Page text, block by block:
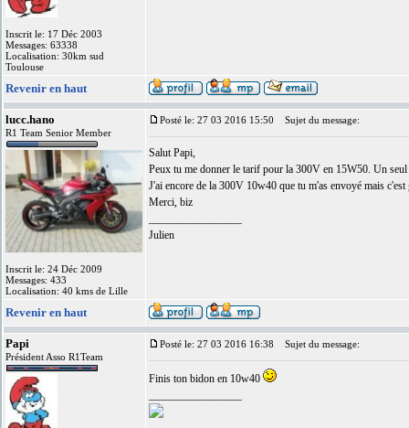
Inscrit le: 17 Déc 2003
Messages: 63338
Localisation: 30km sud
Toulouse
Revenir en haut
lucc.hano
R1 Team Senior Member
Inscrit le: 24 Déc 2009
Messages: 433
Localisation: 40 kms de Lille
Posté le: 27 03 2016 15:50 Sujet du message:
Salut Papi,
Peux tu me donner le tarif pour la 300V en 15W50. Un
J'ai encore de la 300V 10w40 que tu m'as envoyé mais
Merci, biz
Julien
Revenir en haut
Papi
Président Asso R1Team
Posté le: 27 03 2016 16:38 Sujet du message:
Finis ton bidon en 10w40